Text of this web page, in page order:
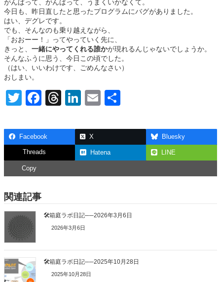
がんばって、がんばって、うまくいかなくて。
今日も、昨日直したと思ったプログラムにバグがありました。
はい、デグレです。
でも、そんなのも乗り越えながら、
「おおーー！」ってやっていく先に、
きっと、 一緒にやってくれる誰かが現れるんじゃないでしょうか。
そんなふうに思う、今日この頃でした。
（はい、いいわけです、ごめんなさい）
おしまい。
T
tt
er
F
c
e
b
o
k
T
e
a
d
s
Li
k
e
dI
n
E
ail
Facebook X Bluesky
Threads Hatena LINE
Copy
関連記事
🛠箱庭ラボ日記──2026年3月6日
2026年3月6日
🛠箱庭ラボ日記──2025年10月28日
2025年10月28日